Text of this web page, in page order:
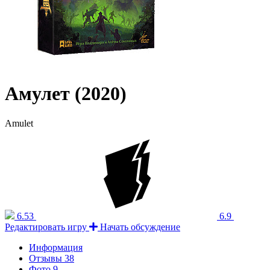
Амулет (2020)
Amulet
6.53
6.9
Редактировать игру
Начать обсуждение
Информация
Отзывы 38